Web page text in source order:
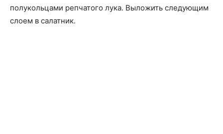
полукольцами репчатого лука. Выложить следующим
слоем в салатник.